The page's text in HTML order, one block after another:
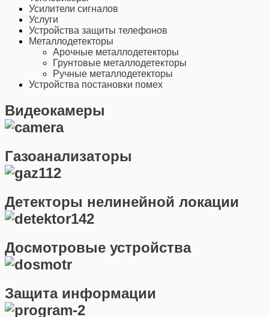
Усилители сигналов
Услуги
Устройства защиты телефонов
Металлодетекторы
Арочные металлодетекторы
Грунтовые металлодетекторы
Ручные металлодетекторы
Устройства постановки помех
Видеокамеры
Газоанализаторы
Детекторы нелинейной локации
Досмотровые устройства
Защита информации